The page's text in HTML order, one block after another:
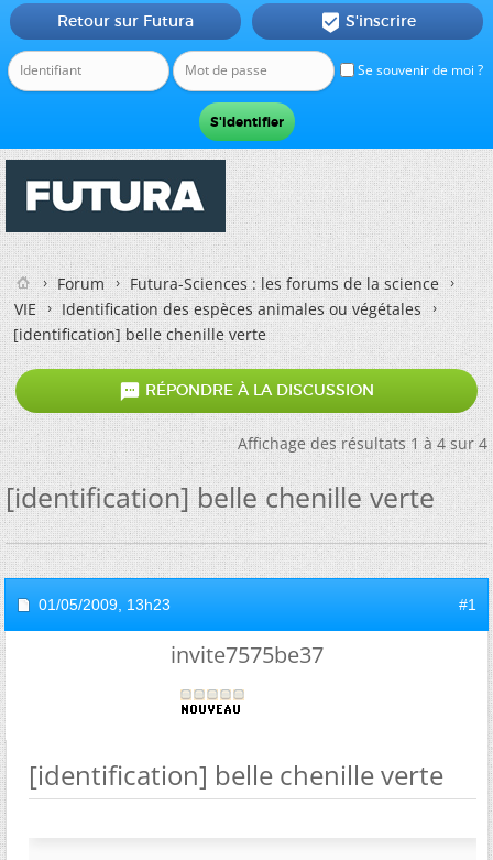
Se souvenir de moi ?
Retour sur Futura  S'inscrire
Forum
Futura-Sciences : les forums de la science
VIE
Identification des espèces animales ou végétales
[identification] belle chenille verte
 RÉPONDRE À LA DISCUSSION
Affichage des résultats 1 à 4 sur 4
[identification] belle chenille verte
01/05/2009, 13h23 #1
invite7575be37
[identification] belle chenille verte